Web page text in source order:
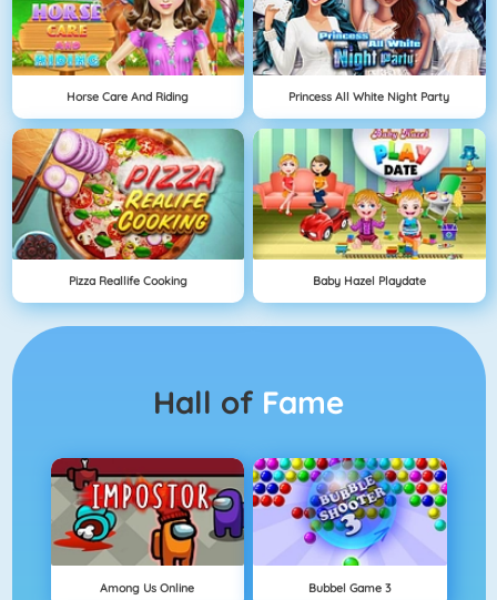
Horse Care And Riding Princess All White Night Party
Pizza Reallife Cooking Baby Hazel Playdate
Hall of Fame
Among Us Online Bubbel Game 3